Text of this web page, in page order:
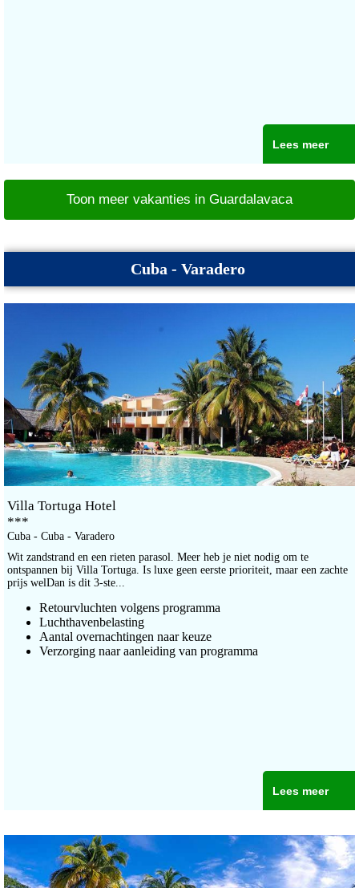
Lees meer
Toon meer vakanties in Guardalavaca
Cuba - Varadero
Villa Tortuga Hotel
***
Cuba - Cuba - Varadero
Wit zandstrand en een rieten parasol. Meer heb je niet nodig om te
ontspannen bij Villa Tortuga. Is luxe geen eerste prioriteit, maar een zachte
prijs welDan is dit 3-ste...
Retourvluchten volgens programma
Luchthavenbelasting
Aantal overnachtingen naar keuze
Verzorging naar aanleiding van programma
Lees meer